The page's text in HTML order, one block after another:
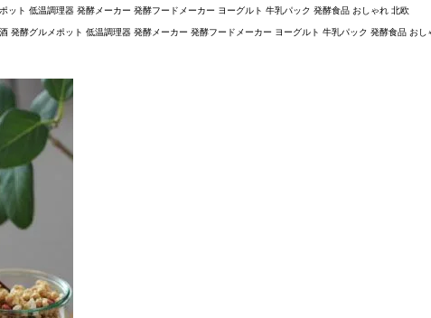
ット 低温調理器 発酵メーカー 発酵フードメーカー ヨーグルト 牛乳パック 発酵食品 おしゃれ 北欧
発酵グルメポット 低温調理器 発酵メーカー 発酵フードメーカー ヨーグルト 牛乳パック 発酵食品 おし